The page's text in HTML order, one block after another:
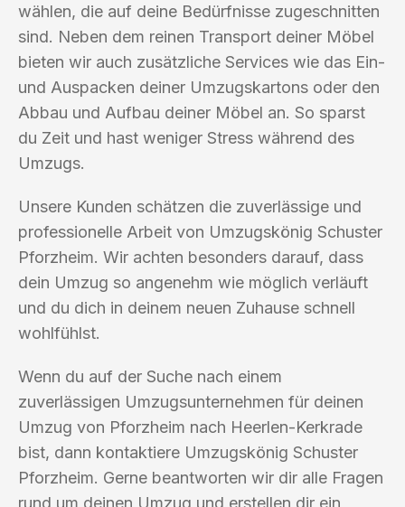
wählen, die auf deine Bedürfnisse zugeschnitten
sind. Neben dem reinen Transport deiner Möbel
bieten wir auch zusätzliche Services wie das Ein-
und Auspacken deiner Umzugskartons oder den
Abbau und Aufbau deiner Möbel an. So sparst
du Zeit und hast weniger Stress während des
Umzugs.
Unsere Kunden schätzen die zuverlässige und
professionelle Arbeit von Umzugskönig Schuster
Pforzheim. Wir achten besonders darauf, dass
dein Umzug so angenehm wie möglich verläuft
und du dich in deinem neuen Zuhause schnell
wohlfühlst.
Wenn du auf der Suche nach einem
zuverlässigen Umzugsunternehmen für deinen
Umzug von Pforzheim nach Heerlen-Kerkrade
bist, dann kontaktiere Umzugskönig Schuster
Pforzheim. Gerne beantworten wir dir alle Fragen
rund um deinen Umzug und erstellen dir ein